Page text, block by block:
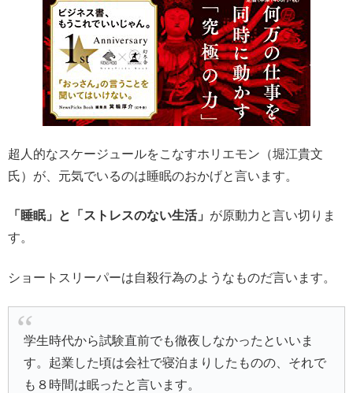
超人的なスケージュールをこなすホリエモン（堀江貴文
氏）が、元気でいるのは睡眠のおかげと言います。
「睡眠」と「ストレスのない生活」 が原動力と言い切りま
す。
ショートスリーパーは自殺行為のようなものだ言います。
学生時代から試験直前でも徹夜しなかったといいま
す。起業した頃は会社で寝泊まりしたものの、それで
も８時間は眠ったと言います。